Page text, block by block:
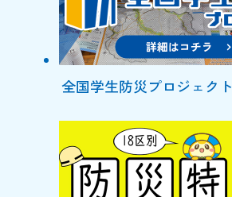
全国学生防災プロジェクト